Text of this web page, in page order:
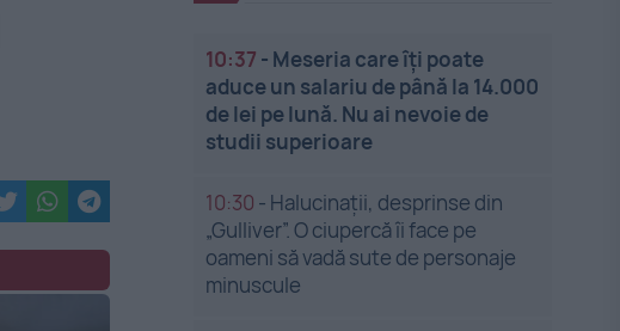
10:37 - Meseria care îți poate
aduce un salariu de până la 14.000
de lei pe lună. Nu ai nevoie de
studii superioare
10:30 - Halucinații, desprinse din
„Gulliver”. O ciupercă îi face pe
oameni să vadă sute de personaje
minuscule